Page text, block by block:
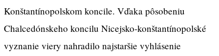
Konštantínopolskom koncile. Vďaka pôsobeniu
Chalcedónskeho koncilu Nicejsko-konštantínopolské
vyznanie viery nahradilo najstaršie vyhlásenie